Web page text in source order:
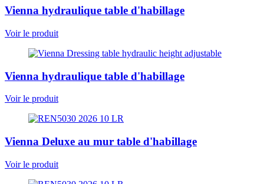
Vienna hydraulique table d'habillage
Voir le produit
Vienna hydraulique table d'habillage
Voir le produit
Vienna Deluxe au mur table d'habillage
Voir le produit